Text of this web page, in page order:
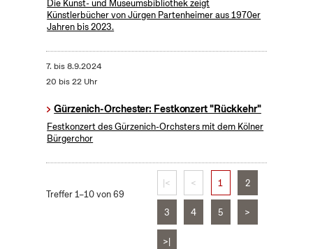
Die Kunst- und Museumsbibliothek zeigt
Künstlerbücher von Jürgen Partenheimer aus 1970er
Jahren bis 2023.
7. bis8.9.2024
20 bis 22 Uhr
Gürzenich-Orchester: Festkonzert "Rückkehr"
Festkonzert des Gürzenich-Orchsters mit dem Kölner
Bürgerchor
Treffer 1–10 von 69
|< < 1 2
3 4 5 >
>|